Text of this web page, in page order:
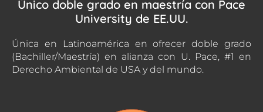
Único doble grado en maestría con Pace
University de EE.UU.
Única en Latinoamérica en ofrecer doble grado
(Bachiller/Maestría) en alianza con U. Pace, #1 en
Derecho Ambiental de USA y del mundo.